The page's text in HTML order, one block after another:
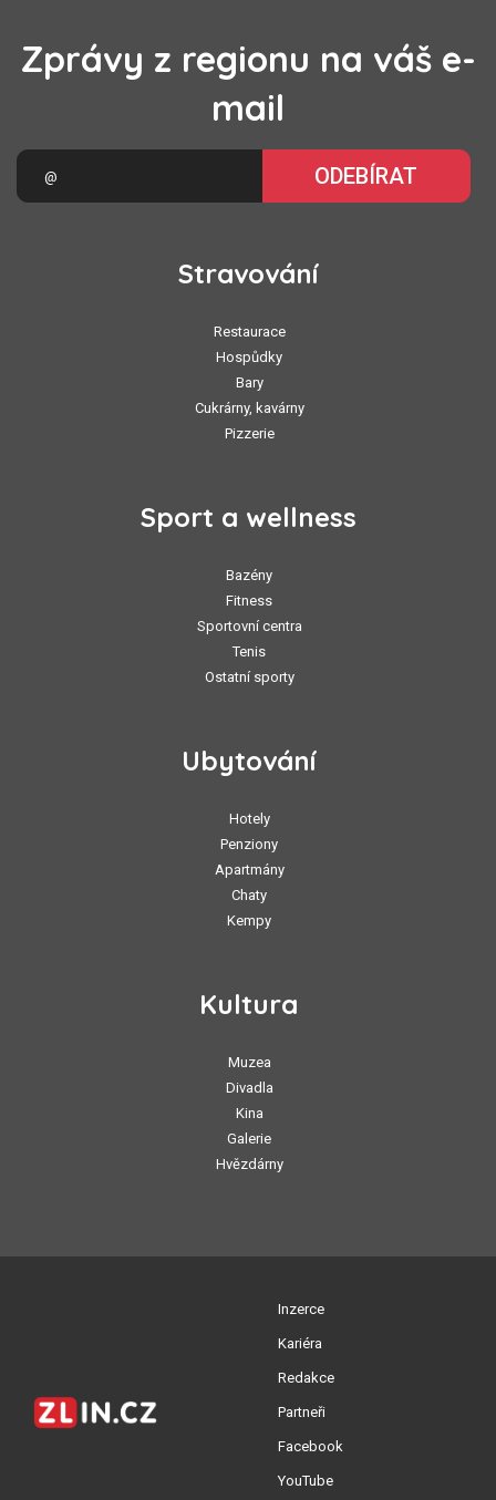
Zprávy z regionu na váš e-
mail
ODEBÍRAT
Stravování
Restaurace
Hospůdky
Bary
Cukrárny, kavárny
Pizzerie
Sport a wellness
Bazény
Fitness
Sportovní centra
Tenis
Ostatní sporty
Ubytování
Hotely
Penziony
Apartmány
Chaty
Kempy
Kultura
Muzea
Divadla
Kina
Galerie
Hvězdárny
Inzerce
Kariéra
Redakce
Partneři
Facebook
YouTube